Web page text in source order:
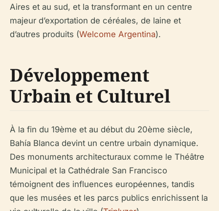
Aires et au sud, et la transformant en un centre
majeur d’exportation de céréales, de laine et
d’autres produits (Welcome Argentina).
Développement
Urbain et Culturel
À la fin du 19ème et au début du 20ème siècle,
Bahía Blanca devint un centre urbain dynamique.
Des monuments architecturaux comme le Théâtre
Municipal et la Cathédrale San Francisco
témoignent des influences européennes, tandis
que les musées et les parcs publics enrichissent la